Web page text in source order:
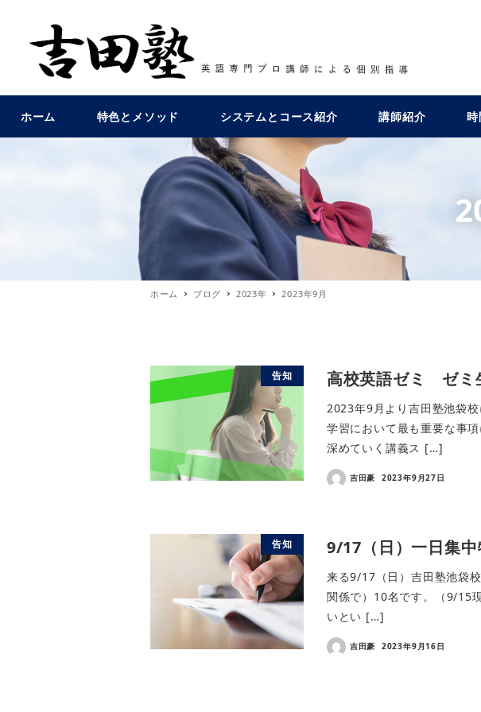
ホーム 特色とメソッド システムとコース紹介 講師紹介 時
ホーム ブログ 2023年 2023年9月
告知 高校英語ゼミ ゼミ
2023年9月より吉田塾池袋
学習において最も重要な事
深めていく講義ス […]
吉田豪 2023年9月27日
告知 9/17（日）一日集中
来る9/17（日）吉田塾池袋
関係で）10名です。（9/15
いとい […]
吉田豪 2023年9月16日